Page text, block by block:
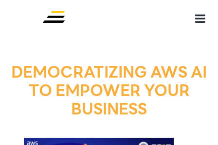
DEMOCRATIZING AWS AI
TO EMPOWER YOUR
BUSINESS